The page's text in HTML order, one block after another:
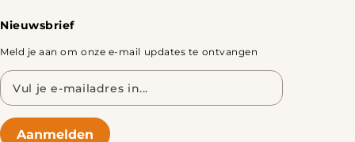
Nieuwsbrief
Meld je aan om onze e-mail updates te ontvangen
E-
mailadres
Aanmelden